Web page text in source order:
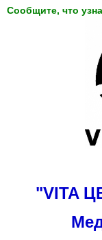
Сообщите, что
"VITA